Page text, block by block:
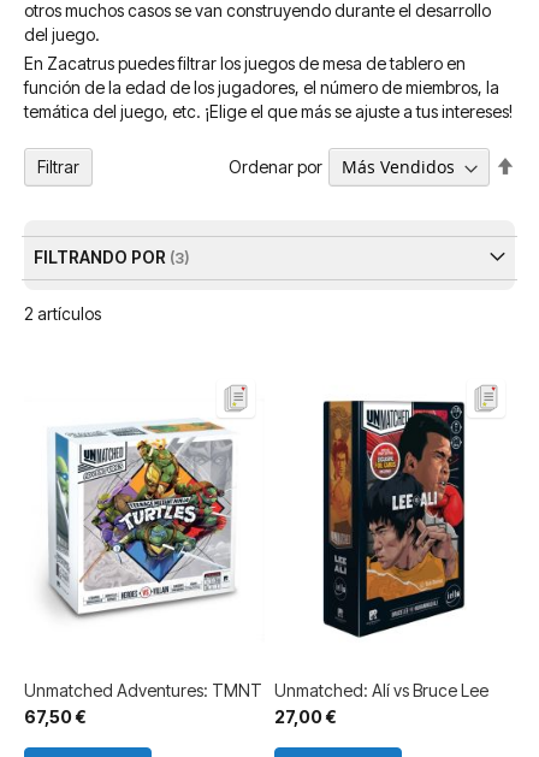
otros muchos casos se van construyendo durante el desarrollo
del juego.
En Zacatrus puedes filtrar los juegos de mesa de tablero en
función de la edad de los jugadores, el número de miembros, la
temática del juego, etc. ¡Elige el que más se ajuste a tus intereses!
2 artículos
Ordenar por
Unmatched Adventures: TMNT
67,50 €
Unmatched: Alí vs Bruce Lee
27,00 €
Filtrar
FILTRANDO POR